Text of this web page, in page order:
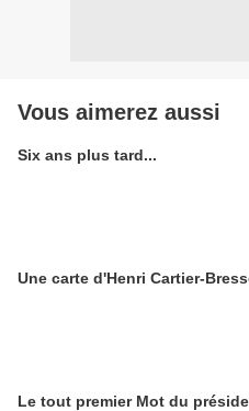
Vous aimerez aussi
Six ans plus tard...
Une carte d'Henri Cartier-
Le tout premier Mot du